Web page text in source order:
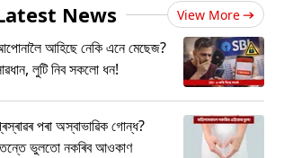
News View More
আহিছে নেকি এনে মেছেজ?
লুটি নিব সকলো ধন!
পৰা অস্বাভাৱিক গোন্ধ?
ভুলতো নকৰিব আওকাণ